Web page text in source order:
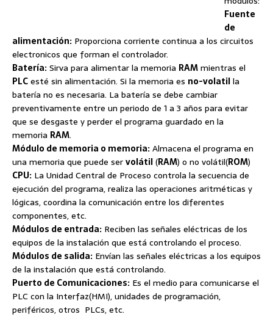
Fuente
de
alimentación: Proporciona corriente continua a los circuitos
electronicos que forman el controlador.
Batería:Sirva para alimentar la memoria RAMmientras el
PLCesté sin alimentación. Si la memoria es no-volatilla
batería no es necesaria. La batería se debe cambiar
preventivamente entre un periodo de 1 a 3 años para evitar
que se desgaste y perder el programa guardado en la
memoria RAM.
Módulo de memoria o memoria:Almacena el programa en
una memoria que puede servolátil(RAM) o no volátil(ROM)
CPU: La Unidad Central de Proceso controla la secuencia de
ejecución del programa, realiza las operaciones aritméticas y
lógicas, coordina la comunicación entre los diferentes
componentes, etc.
Módulos de entrada: Reciben las señales eléctricas de los
equipos de la instalación que está controlando el proceso.
Módulos de salida: Envían las señales eléctricas a los equipos
de la instalación que está controlando.
Puerto de Comunicaciones: Es el medio para comunicarse el
PLC con la Interfaz(HMI), unidades de programación,
periféricos, otros PLCs, etc.